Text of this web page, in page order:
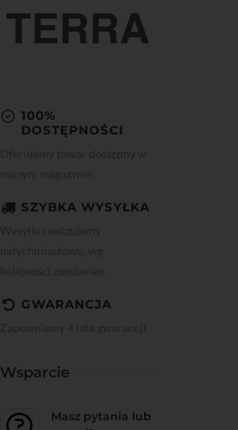
100%
DOSTĘPNOŚCI
SZYBKA WYSYŁKA
GWARANCJA
Wsparcie
Masz pytania lub